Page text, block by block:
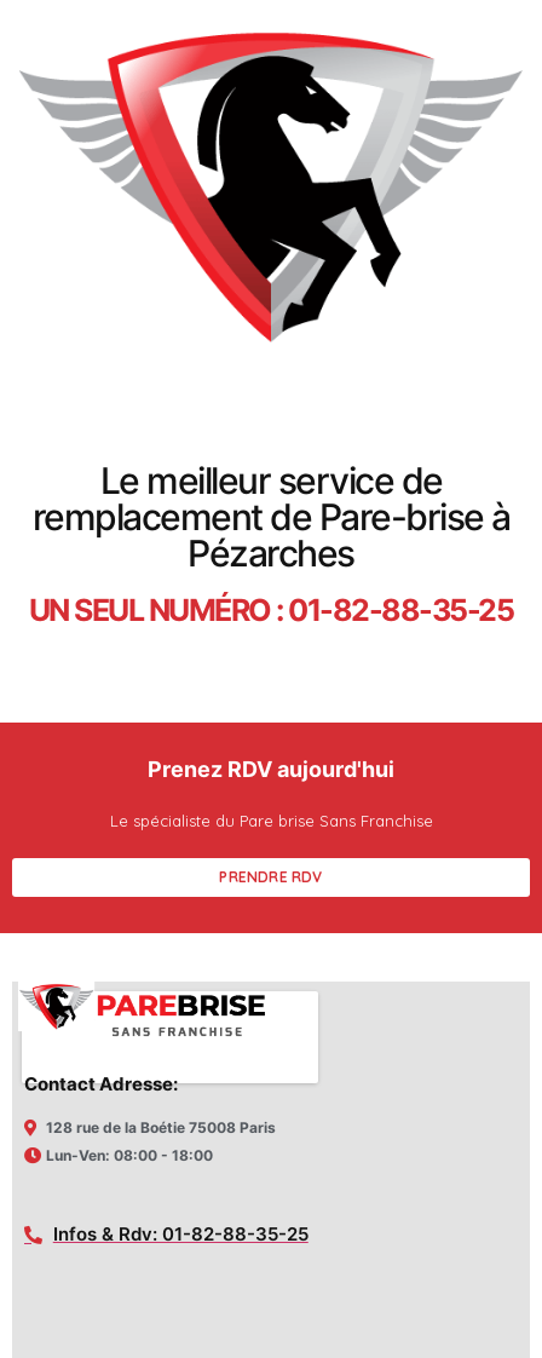
Le meilleur service de
remplacement de Pare-brise à
Pézarches
UN SEUL NUMÉRO : 01-82-88-35-25
Prenez RDV aujourd'hui
Le spécialiste du Pare brise Sans Franchise
PRENDRE RDV
Contact Adresse:
128 rue de la Boétie 75008 Paris
Lun-Ven: 08:00 - 18:00
Infos & Rdv: 01-82-88-35-25